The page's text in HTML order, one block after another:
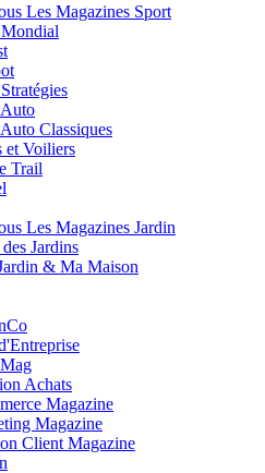
Les Magazines Sport
Classiques
et Voiliers
Trail
Les Magazines Jardin
Jardins
& Ma Maison
Achats
Magazine
Magazine
Client Magazine